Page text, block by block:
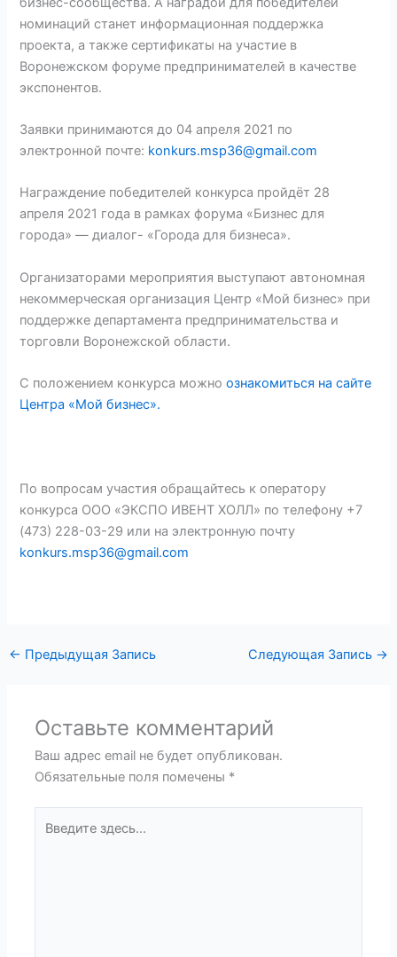
номинаций станет информационная поддержка
проекта, а также сертификаты на участие в
Воронежском форуме предпринимателей в качестве
экспонентов.
Заявки принимаются до 04 апреля 2021 по
электронной почте: konkurs.msp36@gmail.com
Награждение победителей конкурса пройдёт 28
апреля 2021 года в рамках форума «Бизнес для
города» — диалог- «Города для бизнеса».
Организаторами мероприятия выступают автономная
некоммерческая организация Центр «Мой бизнес» при
поддержке департамента предпринимательства и
торговли Воронежской области.
С положением конкурса можноознакомиться на сайте
Центра «Мой бизнес».
По вопросам участия обращайтесь к оператору
конкурса ООО «ЭКСПО ИВЕНТ ХОЛЛ» по телефону +7
(473) 228-03-29 или на электронную почту
konkurs.msp36@gmail.com
← Предыдущая Запись Следующая Запись →
Оставьте комментарий
Ваш адрес email не будет опубликован.
Обязательные поля помечены *
здесь...